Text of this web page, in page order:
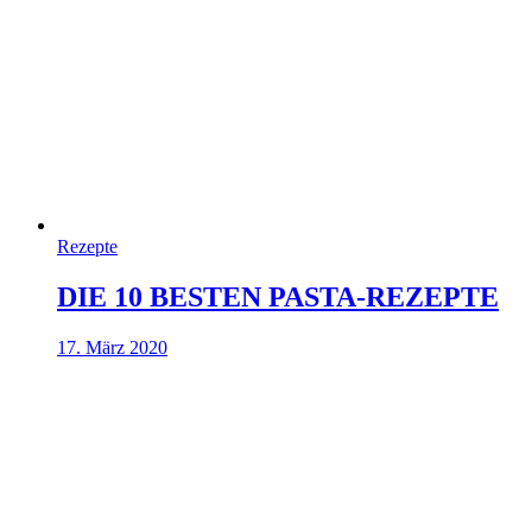
Rezepte
DIE 10 BESTEN PASTA-REZEPTE
17. März 2020